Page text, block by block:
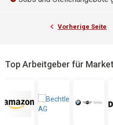
Vorherige Seite
Top Arbeitgeber für